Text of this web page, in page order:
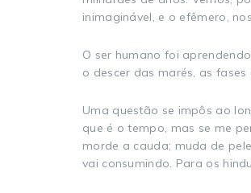
inimaginável, e o efêmero,
O ser humano foi
o descer das marés, as fases
Uma questão se impôs ao
que é o tempo, mas se me
morde a cauda; muda de
vai consumindo. Para os